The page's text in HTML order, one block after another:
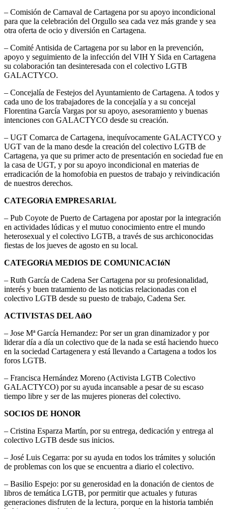
– Comisión de Carnaval de Cartagena por su apoyo incondicional
para que la celebración del Orgullo sea cada vez más grande y sea
otra oferta de ocio y diversión en Cartagena.
– Comité Antisida de Cartagena por su labor en la prevención,
apoyo y seguimiento de la infección del VIH Y Sida en Cartagena
su colaboración tan desinteresada con el colectivo LGTB
GALACTYCO.
– Concejalía de Festejos del Ayuntamiento de Cartagena. A todos y
cada uno de los trabajadores de la concejalía y a su concejal
Florentina García Vargas por su apoyo, asesoramiento y buenas
intenciones con GALACTYCO desde su creación.
– UGT Comarca de Cartagena, inequívocamente GALACTYCO y
UGT van de la mano desde la creación del colectivo LGTB de
Cartagena, ya que su primer acto de presentación en sociedad fue en
la casa de UGT, y por su apoyo incondicional en materias de
erradicación de la homofobia en puestos de trabajo y reivindicación
de nuestros derechos.
CATEGORíA EMPRESARIAL
– Pub Coyote de Puerto de Cartagena por apostar por la integración
en actividades lúdicas y el mutuo conocimiento entre el mundo
heterosexual y el colectivo LGTB, a través de sus archiconocidas
fiestas de los jueves de agosto en su local.
CATEGORíA MEDIOS DE COMUNICACIóN
– Ruth García de Cadena Ser Cartagena por su profesionalidad,
interés y buen tratamiento de las noticias relacionadas con el
colectivo LGTB desde su puesto de trabajo, Cadena Ser.
ACTIVISTAS DEL AñO
– Jose Mª García Hernandez: Por ser un gran dinamizador y por
liderar día a día un colectivo que de la nada se está haciendo hueco
en la sociedad Cartagenera y está llevando a Cartagena a todos los
foros LGTB.
– Francisca Hernández Moreno (Activista LGTB Colectivo
GALACTYCO) por su ayuda incansable a pesar de su escaso
tiempo libre y ser de las mujeres pioneras del colectivo.
SOCIOS DE HONOR
– Cristina Esparza Martín, por su entrega, dedicación y entrega al
colectivo LGTB desde sus inicios.
– José Luis Cegarra: por su ayuda en todos los trámites y solución
de problemas con los que se encuentra a diario el colectivo.
– Basilio Espejo: por su generosidad en la donación de cientos de
libros de temática LGTB, por permitir que actuales y futuras
generaciones disfruten de la lectura, porque en la historia también